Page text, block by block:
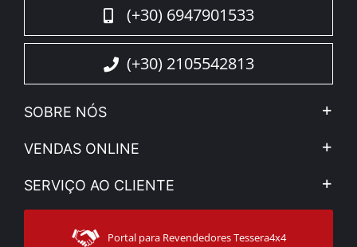
(+30) 6947901533
(+30) 2105542813
SOBRE NÓS
A Companhia
Notícias
Sitemap
VENDAS ONLINE
Minha Conta
Modos de Enviο
SERVIÇO AO CLIENTE
Contacto
Apoio ao clientePortal para Revendedores Tessera4x4